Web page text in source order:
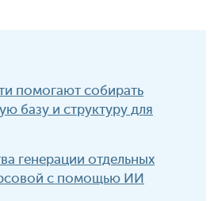
помогают собирать
базу и структуру для
генерации отдельных
с помощью ИИ